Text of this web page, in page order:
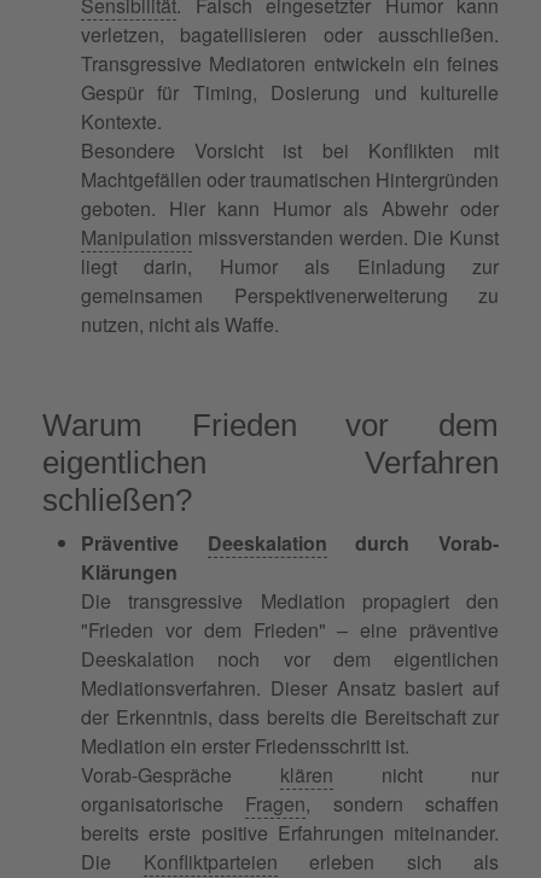
verletzen, bagatellisieren oder ausschließen.
Transgressive Mediatoren entwickeln ein feines
Gespür für Timing, Dosierung und kulturelle
Kontexte.
Besondere Vorsicht ist bei Konflikten mit
Machtgefällen oder traumatischen Hintergründen
geboten. Hier kann Humor als Abwehr oder
Manipulation missverstanden werden. Die Kunst
liegt darin, Humor als Einladung zur
gemeinsamen Perspektivenerweiterung zu
nutzen, nicht als Waffe.
Warum Frieden vor dem
eigentlichen Verfahren
schließen?
Präventive Deeskalation durch Vorab-
Klärungen
Die transgressive Mediation propagiert den
"Frieden vor dem Frieden" – eine präventive
Deeskalation noch vor dem eigentlichen
Mediationsverfahren. Dieser Ansatz basiert auf
der Erkenntnis, dass bereits die Bereitschaft zur
Mediation ein erster Friedensschritt ist.
Vorab-Gespräche klären nicht nur
organisatorische Fragen, sondern schaffen
bereits erste positive Erfahrungen miteinander.
Die Konfliktparteien erleben sich als